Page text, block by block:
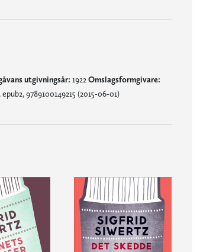
utgivningsår: 1922 Omslagsformgivare:
9789100149215 (2015-06-01)